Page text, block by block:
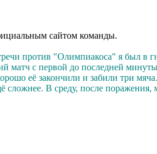
сайтом команды.
против "Олимпиакоса" я был в
матч с первой до последней
её закончили и забили три мяча.
сложнее. В среду, после